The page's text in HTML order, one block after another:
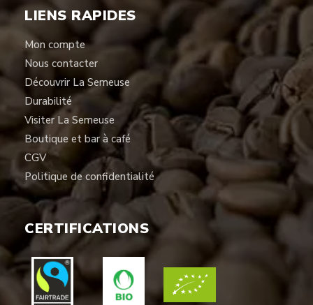
LIENS RAPIDES
Mon compte
Nous contacter
Découvrir La Semeuse
Durabilité
Visiter La Semeuse
Boutique et bar à café
CGV
Politique de confidentialité
CERTIFICATIONS